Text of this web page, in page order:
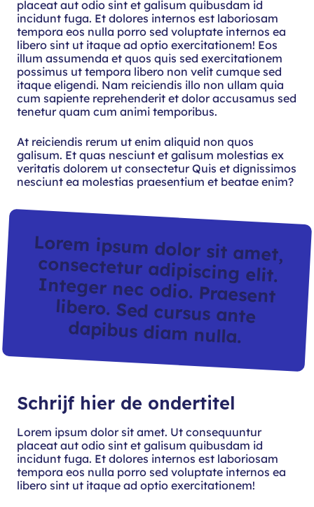
placeat aut odio sint et galisum quibusdam id
incidunt fuga. Et dolores internos est laboriosam
tempora eos nulla porro sed voluptate internos ea
libero sint ut itaque ad optio exercitationem! Eos
illum assumenda et quos quis sed exercitationem
possimus ut tempora libero non velit cumque sed
itaque eligendi. Nam reiciendis illo non ullam quia
cum sapiente reprehenderit et dolor accusamus sed
tenetur quam cum animi temporibus.
At reiciendis rerum ut enim aliquid non quos
galisum. Et quas nesciunt et galisum molestias ex
veritatis dolorem ut consectetur Quis et dignissimos
nesciunt ea molestias praesentium et beatae enim?
Lorem ipsum dolor sit amet,
consectetur adipiscing elit.
Integer nec odio. Praesent
libero. Sed cursus ante
dapibus diam nulla.
Schrijf hier de ondertitel
Lorem ipsum dolor sit amet. Ut consequuntur
placeat aut odio sint et galisum quibusdam id
incidunt fuga. Et dolores internos est laboriosam
tempora eos nulla porro sed voluptate internos ea
libero sint ut itaque ad optio exercitationem!